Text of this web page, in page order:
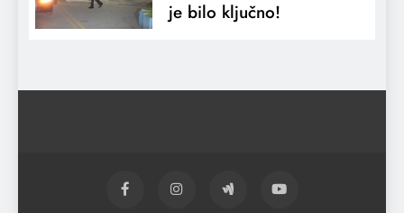
je bilo ključno!